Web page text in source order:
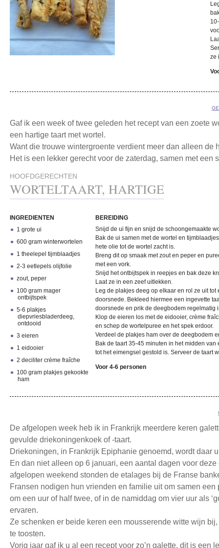
ze
Gaf ik een week of twee geleden het recept van een zoete
een hartige taart met wortel.
Want die trouwe wintergroente verdient meer dan alleen de
Het is een lekker gerecht voor de zaterdag, samen met een
HOOFDGERECHTEN
WORTELTAART, HARTIGE
INGREDIENTEN
1 grote ui
600 gram winterwortelen
1 theelepel tijmblaadjes
2-3 eetlepels olijfolie
zout, peper
100 gram mager
ontbijtspek
5-6 plakjes
diepvriesbladerdeeg,
ontdooid
3 eieren
1 eidooier
2 deciliter crème fraîche
100 gram plakjes gekookte
ham
BEREIDING
Snijd de ui fijn en snijd de schoongemaakte
Bak de ui samen met de wortel en
hete olie tot de wortel zacht is.
Breng dit op smaak met zout en peper en
met een vork.
Snijd het ontbijtspek in reepjes en bak deze
Laat ze in een zeef uitlekken.
Leg de plakjes deeg op elkaar en rol ze uit
doorsnede. Bekleed hiermee een ingevette
doorsnede en prik de deegbodem regelmatig
Klop de eieren los met de eidooier, crème
en schep de wortelpuree en het spek erdoor.
Verdeel de plakjes ham over de deegbodem
Bak de taart 35-45 minuten in het midden
tot het eimengsel gestold is. Serveer de taart
Voor 4-6 personen
De afgelopen week heb ik in Frankrijk meerdere keren
gevulde driekoningenkoek of -taart.
Driekoningen, in Frankrijk Epiphanie genoemd, wordt daar
En dan niet alleen op 6 januari, een aantal dagen voor
afgelopen weekend stonden de etalages bij de Franse
Fransen nodigen hun vrienden en familie uit om samen
om een uur of half twee, of in de namiddag om vier uur als
ervaren.
Ze schenken er beide keren een mousserende witte wijn
te toosten.
Vorig jaar gaf ik u al een recept voor zo’n galette, dit is een